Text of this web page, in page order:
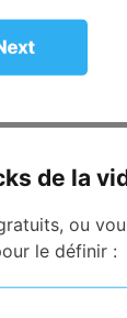
de la
ou
le définir :